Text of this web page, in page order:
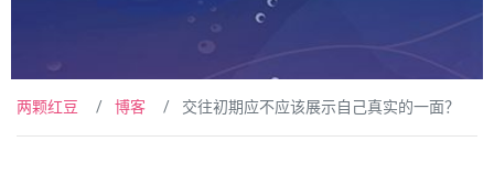
两颗红豆 博客 交往初期应不应该展示自己真实的一面？